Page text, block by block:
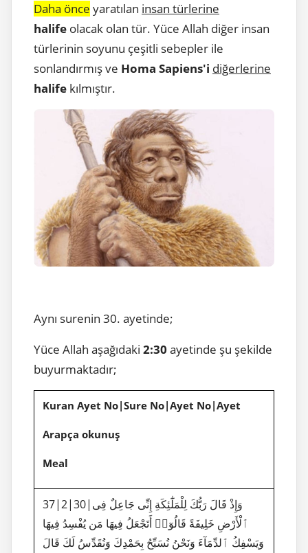
Daha önce yaratılan insan türlerine
halife olacak olan tür. Yüce Allah diğer insan
türlerinin soyunu çeşitli sebepler ile
sonlandırmış ve Homa Sapiens'i diğerlerine
halife kılmıştır.
Aynı surenin 30. ayetinde;
Yüce Allah aşağıdaki 2:30 ayetinde şu şekilde
buyurmaktadır;
Kuran Ayet No|Sure No|Ayet No|Ayet
Arapça okunuş
Meal
37|2|30|وَإِذْ قَالَ رَبُّكَ لِلْمَلَٰٓئِكَةِ إِنِّى جَاعِلٌ فِى
ٱلْأَرْضِ خَلِيفَةً قَالُوٓا۟ أَتَجْعَلُ فِيهَا مَن يُفْسِدُ فِيهَا
وَيَسْفِكُ ٱلدِّمَآءَ وَنَحْنُ نُسَبِّحُ بِحَمْدِكَ وَنُقَدِّسُ لَكَ قَالَ